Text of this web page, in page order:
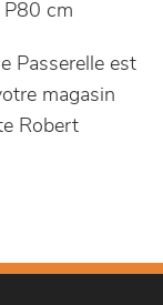
cm
Passerelle est
magasin
Robert